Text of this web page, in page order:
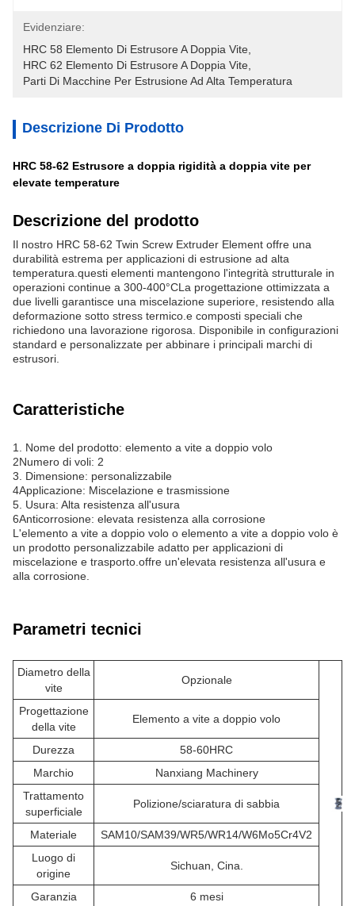
Evidenziare:
HRC 58 Elemento Di Estrusore A Doppia Vite
HRC 62 Elemento Di Estrusore A Doppia Vite
Parti Di Macchine Per Estrusione Ad Alta Temperatura
Descrizione Di Prodotto
HRC 58-62 Estrusore a doppia rigidità a doppia vite per
elevate temperature
Descrizione del prodotto
Il nostro HRC 58-62 Twin Screw Extruder Element offre una
durabilità estrema per applicazioni di estrusione ad alta
temperatura.questi elementi mantengono l'integrità strutturale in
operazioni continue a 300-400°CLa progettazione ottimizzata a
due livelli garantisce una miscelazione superiore, resistendo alla
deformazione sotto stress termico.e composti speciali che
richiedono una lavorazione rigorosa. Disponibile in configurazioni
standard e personalizzate per abbinare i principali marchi di
estrusori.
Caratteristiche
1. Nome del prodotto: elemento a vite a doppio volo
2Numero di voli: 2
3. Dimensione: personalizzabile
4Applicazione: Miscelazione e trasmissione
5. Usura: Alta resistenza all'usura
6Anticorrosione: elevata resistenza alla corrosione
L'elemento a vite a doppio volo o elemento a vite a doppio volo è
un prodotto personalizzabile adatto per applicazioni di
miscelazione e trasporto.offre un'elevata resistenza all'usura e
alla corrosione.
Parametri tecnici
Diametro della
vite
Opzionale
Progettazione
della vite
Elemento a vite a doppio volo
Durezza
58-60HRC
Marchio
Nanxiang Machinery
Trattamento
superficiale
Polizione/sciaratura di sabbia
Materiale
SAM10/SAM39/WR5/WR14/W6Mo5Cr4V2
Luogo di
origine
Sichuan, Cina.
Garanzia
6 mesi